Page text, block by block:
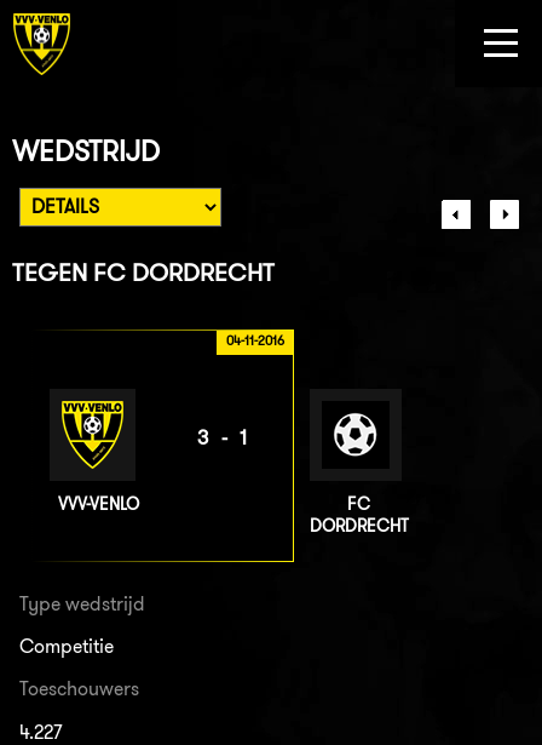
WEDSTRIJD
TEGEN FC DORDRECHT
04-11-2016
VVV-VENLO
3-1
FC
DORDRECHT
Type wedstrijd
Competitie
Toeschouwers
4.227